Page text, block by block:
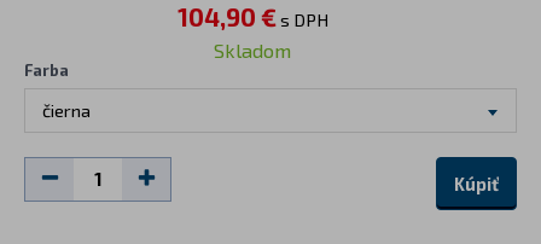
104,90 €s DPH
Skladom
Farba
čierna
Kúpiť